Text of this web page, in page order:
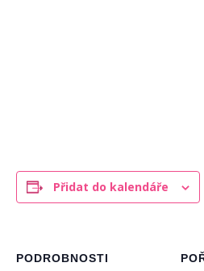
Přidat do kalendáře
PODROBNOSTI